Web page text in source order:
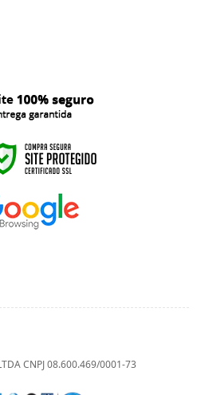
CNPJ 08.600.469/0001-73